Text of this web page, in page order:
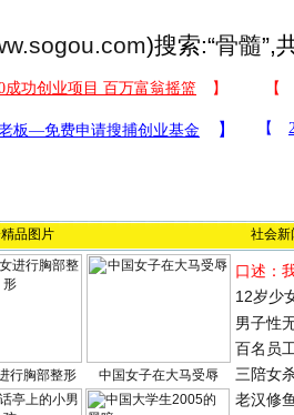
)搜索:“骨髓”,
品图片 社会新
行胸部整形 中国女子在大马受辱
口述：
12岁少
男子性
百名员
三陪女
老汉修